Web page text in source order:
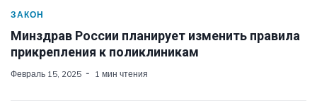
ЗАКОН
Минздрав России планирует изменить правила
прикрепления к поликлиникам
Февраль 15, 2025 1 мин чтения